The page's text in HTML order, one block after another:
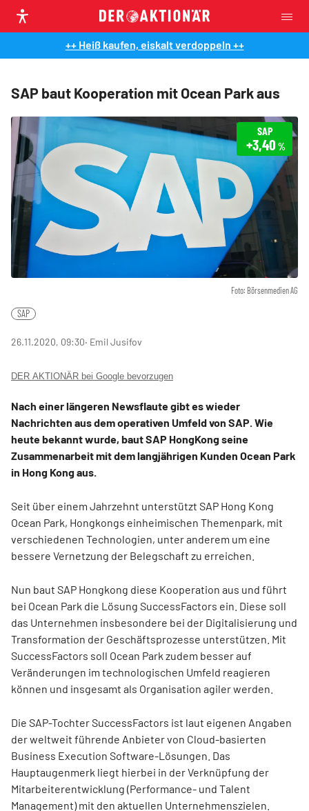
++ Heiß kaufen, eiskalt verdoppeln ++
SAP baut Kooperation mit Ocean Park aus
Foto: Börsenmedien AG
SAP
+3,40 %
SAP
26.11.2020, 09:30‧ Emil Jusifov
DER AKTIONÄR bei Google bevorzugen
Nach einer längeren Newsflaute gibt es wieder
Nachrichten aus dem operativen Umfeld von SAP. Wie
heute bekannt wurde, baut SAP HongKong seine
Zusammenarbeit mit dem langjährigen Kunden Ocean Park
in Hong Kong aus.
Seit über einem Jahrzehnt unterstützt SAP Hong Kong
Ocean Park, Hongkongs einheimischen Themenpark, mit
verschiedenen Technologien, unter anderem um eine
bessere Vernetzung der Belegschaft zu erreichen.
Nun baut SAP Hongkong diese Kooperation aus und führt
bei Ocean Park die Lösung SuccessFactors ein. Diese soll
das Unternehmen insbesondere bei der Digitalisierung und
Transformation der Geschäftsprozesse unterstützen. Mit
SuccessFactors soll Ocean Park zudem besser auf
Veränderungen im technologischen Umfeld reagieren
können und insgesamt als Organisation agiler werden.
Die SAP-Tochter SuccessFactors ist laut eigenen Angaben
der weltweit führende Anbieter von Cloud-basierten
Business Execution Software-Lösungen. Das
Hauptaugenmerk liegt hierbei in der Verknüpfung der
Mitarbeiterentwicklung (Performance- und Talent
Management) mit den aktuellen Unternehmenszielen.